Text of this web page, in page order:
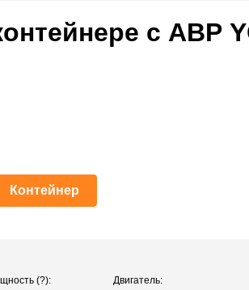
с АВР
Контейнер
(?): Двигатель: